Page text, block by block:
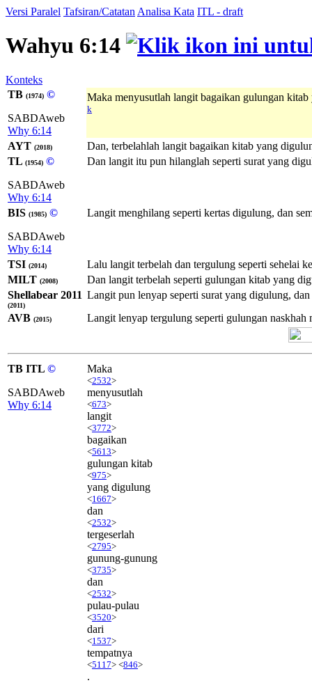
Versi Paralel Tafsiran/Catatan Analisa Kata ITL - draft
Wahyu 6:14
Konteks
TB (1974) ©
SABDAweb
Why 6:14
Maka menyusutlah langit bagaikan gulungan
k
AYT (2018)
Dan, terbelahlah langit bagaikan kitab yang
TL (1954) ©
SABDAweb
Why 6:14
Dan langit itu pun hilanglah seperti surat yang
BIS (1985) ©
SABDAweb
Why 6:14
Langit menghilang seperti kertas digulung, dan
TSI (2014)
Lalu langit terbelah dan tergulung seperti sehelai
MILT (2008)
Dan langit terbelah seperti gulungan kitab yang
Shellabear 2011
(2011)
Langit pun lenyap seperti surat yang digulung,
AVB (2015) Langit lenyap tergulung seperti gulungan
TB ITL ©
SABDAweb
Why 6:14
Maka
<2532>
menyusutlah
<673>
langit
<3772>
bagaikan
<5613>
gulungan kitab
<975>
yang digulung
<1667>
dan
<2532>
tergeserlah
<2795>
gunung-gunung
<3735>
dan
<2532>
pulau-pulau
<3520>
dari
<1537>
tempatnya
<5117> <846>
.